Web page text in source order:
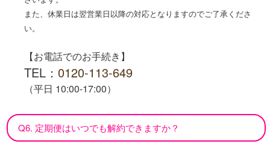
また、休業日は翌営業日以降の対応となりますのでご了承くださ
い。
【お電話でのお手続き】
TEL： 0120-113-649
（平日 10:00-17:00）
Q6. 定期便はいつでも解約できますか？